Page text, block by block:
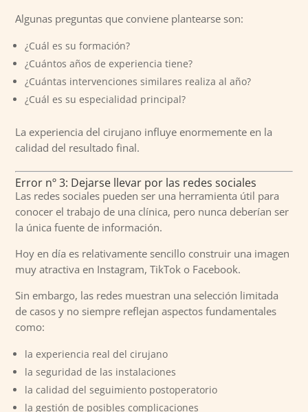
Algunas preguntas que conviene plantearse son:
¿Cuál es su formación?
¿Cuántos años de experiencia tiene?
¿Cuántas intervenciones similares realiza al año?
¿Cuál es su especialidad principal?
La experiencia del cirujano influye enormemente en la
calidad del resultado final.
Error nº 3: Dejarse llevar por las redes sociales
Las redes sociales pueden ser una herramienta útil para
conocer el trabajo de una clínica, pero nunca deberían ser
la única fuente de información.
Hoy en día es relativamente sencillo construir una imagen
muy atractiva en Instagram, TikTok o Facebook.
Sin embargo, las redes muestran una selección limitada
de casos y no siempre reflejan aspectos fundamentales
como:
la experiencia real del cirujano
la seguridad de las instalaciones
la calidad del seguimiento postoperatorio
la gestión de posibles complicaciones